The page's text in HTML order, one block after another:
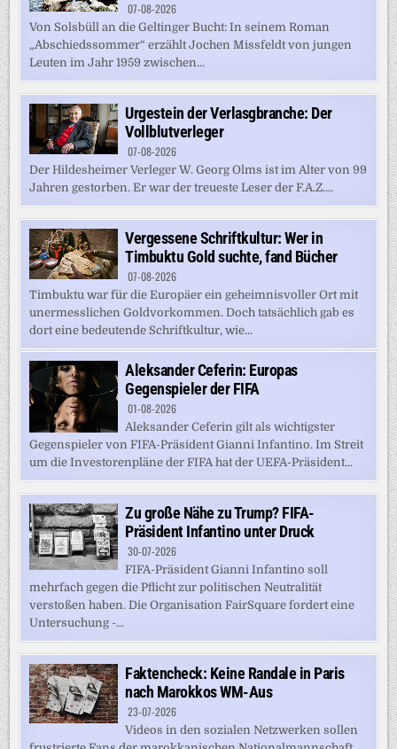
07-08-2026
Von Solsbüll an die Geltinger Bucht: In seinem Roman
„Abschiedssommer“ erzählt Jochen Missfeldt von jungen
Leuten im Jahr 1959 zwischen...
Urgestein der Verlasgbranche: Der
Vollblutverleger
07-08-2026
Der Hildesheimer Verleger W. Georg Olms ist im Alter von 99
Jahren gestorben. Er war der treueste Leser der F.A.Z....
Vergessene Schriftkultur: Wer in
Timbuktu Gold suchte, fand Bücher
07-08-2026
Timbuktu war für die Europäer ein geheimnisvoller Ort mit
unermesslichen Goldvorkommen. Doch tatsächlich gab es
dort eine bedeutende Schriftkultur, wie...
Aleksander Ceferin: Europas
Gegenspieler der FIFA
01-08-2026
Aleksander Ceferin gilt als wichtigster
Gegenspieler von FIFA-Präsident Gianni Infantino. Im Streit
um die Investorenpläne der FIFA hat der UEFA-Präsident...
Zu große Nähe zu Trump? FIFA-
Präsident Infantino unter Druck
30-07-2026
FIFA-Präsident Gianni Infantino soll
mehrfach gegen die Pflicht zur politischen Neutralität
verstoßen haben. Die Organisation FairSquare fordert eine
Untersuchung -...
Faktencheck: Keine Randale in Paris
nach Marokkos WM-Aus
23-07-2026
Videos in den sozialen Netzwerken sollen